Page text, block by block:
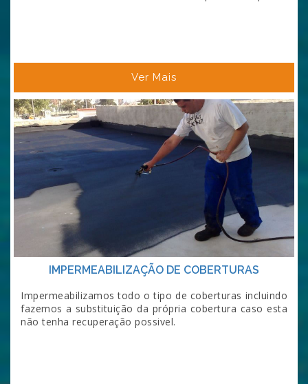
Ver Mais
IMPERMEABILIZAÇÃO DE COBERTURAS
Impermeabilizamos todo o tipo de coberturas incluindo
fazemos a substituição da própria cobertura caso esta
não tenha recuperação possivel.